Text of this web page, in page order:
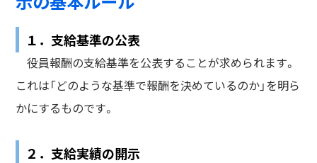
１．支給基準の公表
役員報酬の支給基準を公表することが求められます。
これは「どのような基準で報酬を決めているのか」を明ら
かにするものです。
２．支給実績の開示